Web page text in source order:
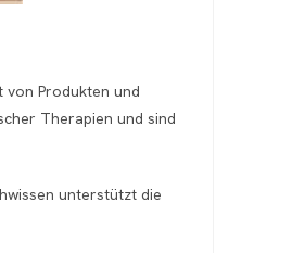
von Produkten und
Therapien und sind
unterstützt die